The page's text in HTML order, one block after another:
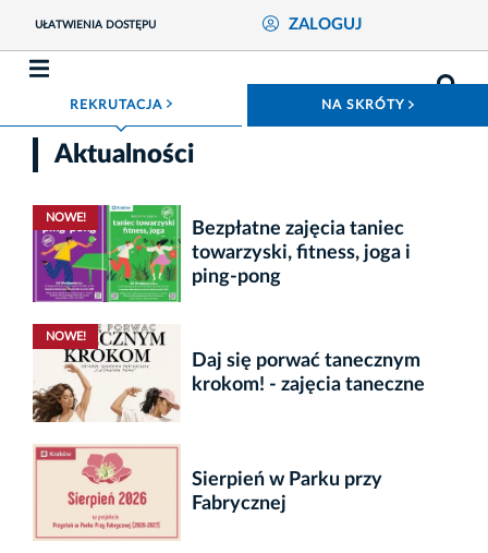
UŁATWIENIA DOSTĘPU ZALOGUJ
REKRUTACJA ROZWIŃ MENU NA SKRÓTY
Aktualności
NOWE!
Bezpłatne zajęcia taniec
towarzyski, fitness, joga i
ping-pong
NOWE!
Daj się porwać tanecznym
krokom! - zajęcia taneczne
Sierpień w Parku przy
Fabrycznej